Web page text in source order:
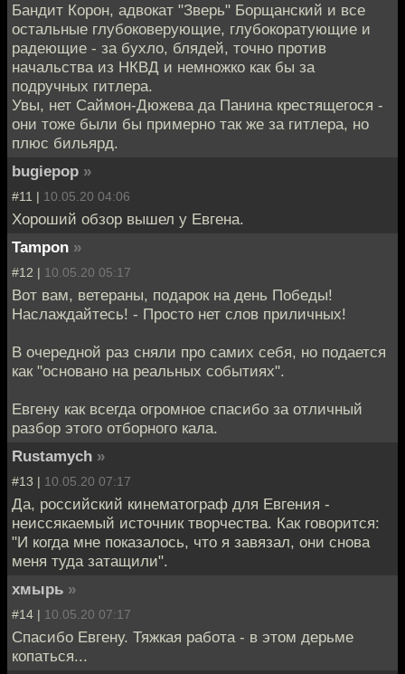
Бандит Корон, адвокат "Зверь" Борщанский и все
остальные глубоковерующие, глубокоратующие и
радеющие - за бухло, блядей, точно против
начальства из НКВД и немножко как бы за
подручных гитлера.
Увы, нет Саймон-Дюжева да Панина крестящегося -
они тоже были бы примерно так же за гитлера, но
плюс бильярд.
bugiepop »
#11 | 10.05.20 04:06
Хороший обзор вышел у Евгена.
Tampon »
#12 | 10.05.20 05:17
Вот вам, ветераны, подарок на день Победы!
Наслаждайтесь! - Просто нет слов приличных!
В очередной раз сняли про самих себя, но подается
как "основано на реальных событиях".
Евгену как всегда огромное спасибо за отличный
разбор этого отборного кала.
Rustamych »
#13 | 10.05.20 07:17
Да, российский кинематограф для Евгения -
неиссякаемый источник творчества. Как говорится:
"И когда мне показалось, что я завязал, они снова
меня туда затащили".
хмырь »
#14 | 10.05.20 07:17
Спасибо Евгену. Тяжкая работа - в этом дерьме
копаться...